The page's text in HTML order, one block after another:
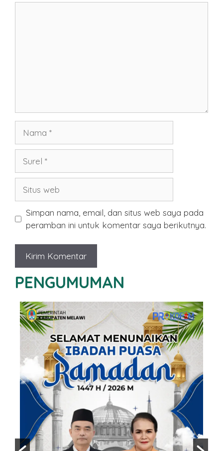
web
Simpan nama, email, dan situs web saya pada
peramban ini untuk komentar saya berikutnya.
PENGUMUMAN